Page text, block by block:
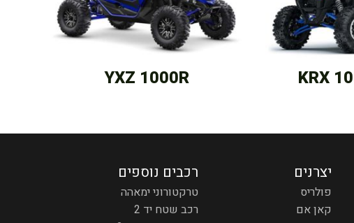
YXZ 1000R
יצרנים
פולריס
קאן אם
רכבים נוספים
טרקטורוני ימאהה
רכב שטח יד 2